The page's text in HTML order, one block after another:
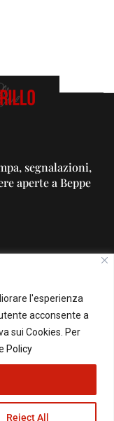
l'esperienza
acconsente a
sui Cookies. Per
Policy
Reject All
segnalazioni,
aperte a Beppe
PUBBLICITA'
su questo Blog:
POLICY CONTATTI
Reserved - Powered by